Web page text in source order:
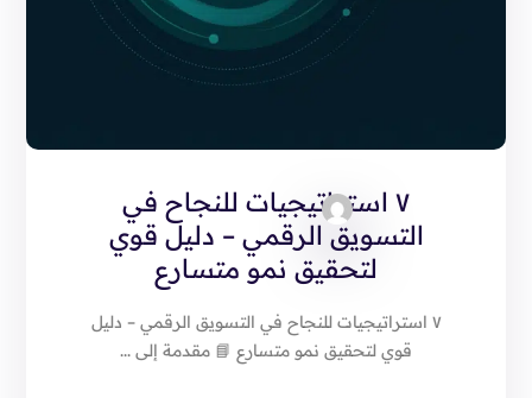
٧ استراتيجيات للنجاح في
التسويق الرقمي – دليل قوي
لتحقيق نمو متسارع
٧ استراتيجيات للنجاح في التسويق الرقمي – دليل
قوي لتحقيق نمو متسارع 📘 مقدمة إلى ...